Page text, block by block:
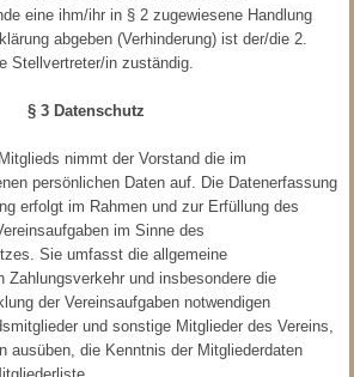
eine ihm/ihr in § 2 zugewiesene Handlung
abgeben (Verhinderung) ist der/die 2.
Stellvertreter/in zuständig.
§ 3 Datenschutz
nimmt der Vorstand die im
persönlichen Daten auf. Die Datenerfassung
erfolgt im Rahmen und zur Erfüllung des
im Sinne des
Sie umfasst die allgemeine
Zahlungsverkehr und insbesondere die
der Vereinsaufgaben notwendigen
und sonstige Mitglieder des Vereins,
ausüben, die Kenntnis der Mitgliederdaten